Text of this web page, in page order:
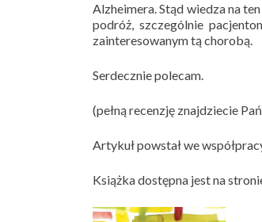
Alzheimera. Stąd wiedza na
podróż, szczególnie
zainteresowanym tą chorobą.
Serdecznie polecam.
(pełną recenzję znajdziecie
Artykuł powstał we
Książka dostępna jest na